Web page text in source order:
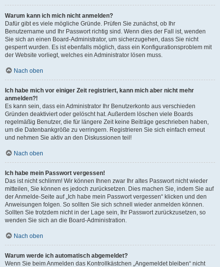
Warum kann ich mich nicht anmelden?
Dafür gibt es viele mögliche Gründe. Prüfen Sie zunächst, ob Ihr
Benutzername und Ihr Passwort richtig sind. Wenn dies der Fall ist, wenden
Sie sich an einen Board-Administrator, um sicherzugehen, dass Sie nicht
gesperrt wurden. Es ist ebenfalls möglich, dass ein Konfigurationsproblem mit
der Website vorliegt, welches ein Administrator lösen muss.
Nach oben
Ich habe mich vor einiger Zeit registriert, kann mich aber nicht mehr
anmelden?!
Es kann sein, dass ein Administrator Ihr Benutzerkonto aus verschieden
Gründen deaktiviert oder gelöscht hat. Außerdem löschen viele Boards
regelmäßig Benutzer, die für längere Zeit keine Beiträge geschrieben haben,
um die Datenbankgröße zu verringern. Registrieren Sie sich einfach erneut
und nehmen Sie aktiv an den Diskussionen teil!
Nach oben
Ich habe mein Passwort vergessen!
Das ist nicht schlimm! Wir können Ihnen zwar Ihr altes Passwort nicht wieder
mitteilen, Sie können es jedoch zurücksetzen. Dies machen Sie, indem Sie auf
der Anmelde-Seite auf „Ich habe mein Passwort vergessen“ klicken und den
Anweisungen folgen. So sollten Sie sich schnell wieder anmelden können.
Sollten Sie trotzdem nicht in der Lage sein, Ihr Passwort zurückzusetzen, so
wenden Sie sich an die Board-Administration.
Nach oben
Warum werde ich automatisch abgemeldet?
Wenn Sie beim Anmelden das Kontrollkästchen „Angemeldet bleiben“ nicht